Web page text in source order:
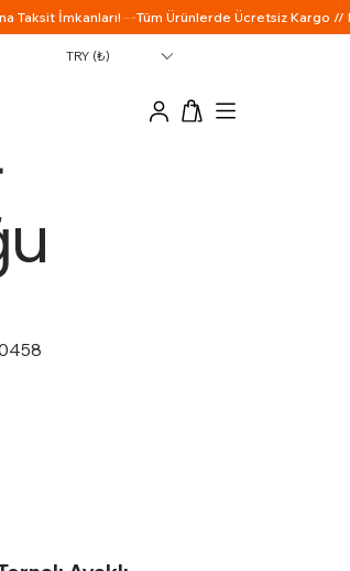
TRY (₺)